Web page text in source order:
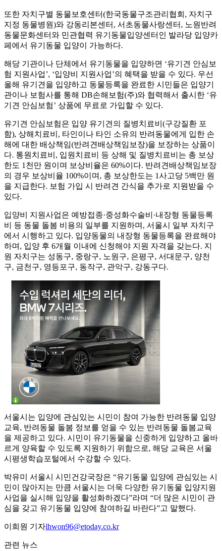
또한 자치구별 동물보호센터(한국동물구조관리협회, 자치구
지정 동물병원)와 강동리본센터, 서초동물사랑센터, 노원반려
동물문화센터와 민관협력 유기동물입양센터인 발라당 입양카
페에서 유기동물 입양이 가능하다.
해당 기관이나 단체에서 유기동물을 입양하면 ‘유기견 안심보
험 지원사업’, ‘입양비 지원사업’의 혜택을 받을 수 있다. 우선
올해 유기견을 입양하고 동물등록을 완료한 시민들은 입양기
관이나 보험사를 통해 DB손해보험(주)와 협력해서 출시한 ‘유
기견 안심보험’ 상품에 무료로 가입할 수 있다.
유기견 안심보험은 입양 유기견의 질병치료비(구강질환 포
함), 상해치료비, 타인이나 타인 소유의 반려동물에게 입한 손
해에 대한 배상책임(반려견배상책임보장)을 보장하는 상품이
다. 통원치료비, 입원치료비 등 상해 및 질병치료비는 총 보상
한도 1천만 원이며 보상비율은 60%이다. 반려견배상책임보장
의 경우 보상비율 100%이며, 총 보상한도는 1사고당 5백만 원
을 지급한다. 보험 가입 시 반려견 간식을 추가로 지원받을 수
있다.
입양비 지원사업은 예방접종·중성화수술비·내장형 동물등록
비 등 동물 돌봄 비용의 일부를 지원하며, 서울시 일부 자치구
에서 시행하고 있다. 입양동물의 내장형 동물등록을 완료해야
하며, 입양 후 6개월 이내에 신청해야 지원 자격을 갖는다. 지
원 자치구는 성동구, 중랑구, 노원구, 은평구, 서대문구, 양천
구, 금천구, 영등포구, 동작구, 관악구, 강동구다.
서울시는 입양에 관심있는 시민이 참여 가능한 반려동물 입양
교육, 반려동물 돌봄 정보를 얻을 수 있는 반려동물 돌봄교육
을 제공하고 있다. 시민이 유기동물을 신중하게 입양하고 올바
르게 양육할 수 있도록 지원하기 위함으로, 해당 교육은 서울
시평생학습포털에서 수강할 수 있다.
박유미 서울시 시민건강국장은 “유기동물 입양에 관심있는 시
민이 많아지는 만큼 서울시는 더욱 다양한 유기동물 입양지원
사업을 실시해 입양을 활성화하겠다”라며 “더 많은 시민이 관
심을 갖고 유기동물 입양에 참여하길 바란다”고 말했다.
이희원 기자lhwon96@etoday.co.kr
관련 뉴스